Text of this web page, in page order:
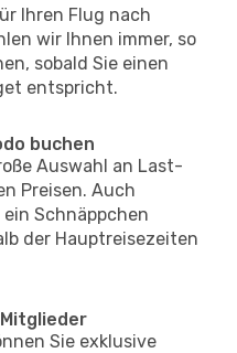
Ihren Flug nach
wir Ihnen immer, so
sobald Sie einen
entspricht.
buchen
Auswahl an Last-
Preisen. Auch
Schnäppchen
der Hauptreisezeiten
Sie exklusive